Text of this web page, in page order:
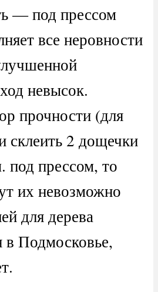
— под прессом
все неровности
невысок.
прочности (для
склеить 2 дощечки
под прессом, то
их невозможно
для дерева
в Подмосковье,